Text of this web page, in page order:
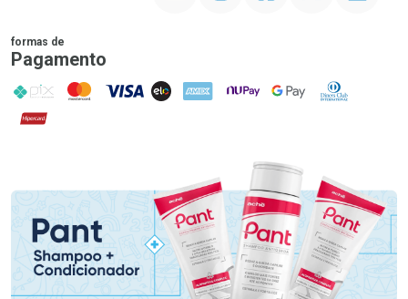
formas de
Pagamento
PIX MasterCard
VISA ELO AMEX NuPay Google PayDiners Club
Hipercard
Promoção em Destaque